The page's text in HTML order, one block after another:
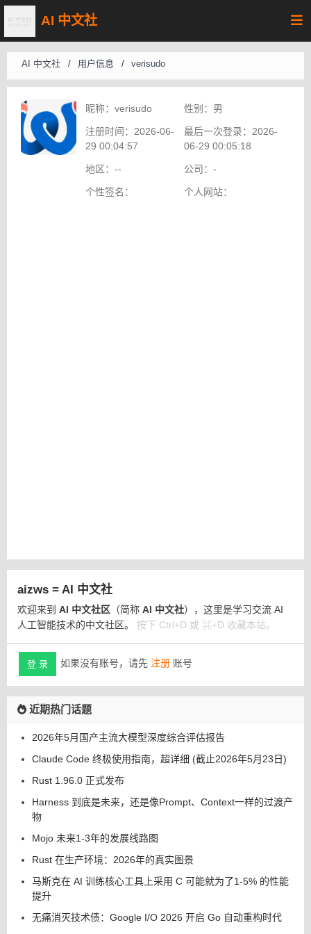
AI 中文社
AI 中文社 / 用户信息 / verisudo
昵称： verisudo 性别： 男
注册时间： 2026-06-
29 00:04:57
最后一次登录： 2026-
06-29 00:05:18
地区： -- 公司： -
个性签名： 个人网站：
aizws = AI 中文社
欢迎来到 AI 中文社区 （简称 AI 中文社），这里是学习交流 AI
人工智能技术的中文社区。 按下 Ctrl+D 或 ⌘+D 收藏本站。
登 录 如果没有账号，请先 注册 账号
近期热门话题
2026年5月国产主流大模型深度综合评估报告
Claude Code 终极使用指南，超详细 (截止2026年5月23日)
Rust 1.96.0 正式发布
Harness 到底是未来，还是像Prompt、Context一样的过渡产
物
Mojo 未来1-3年的发展线路图
Rust 在生产环境：2026年的真实图景
马斯克在 AI 训练核心工具上采用 C 可能就为了1-5% 的性能
提升
无痛消灭技术债：Google I/O 2026 开启 Go 自动重构时代